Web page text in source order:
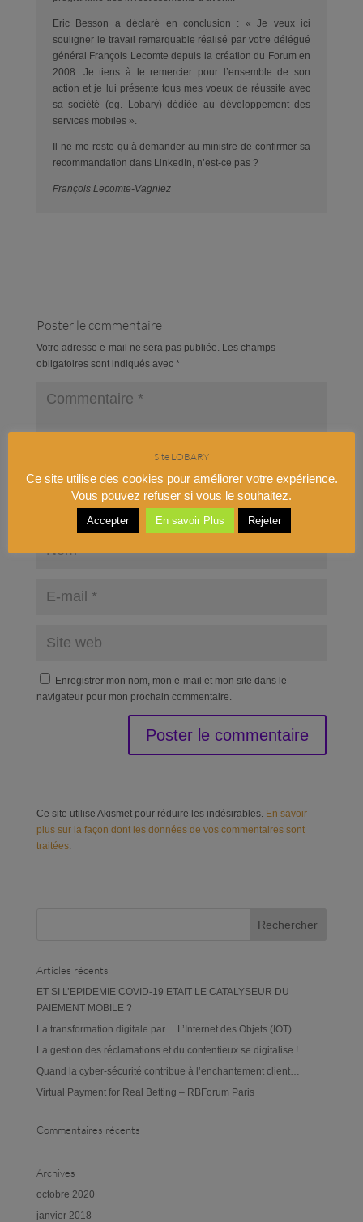
Eric Besson a déclaré en conclusion : « Je veux ici
souligner le travail remarquable réalisé par votre délégué
général François Lecomte depuis la création du Forum en
2008. Je tiens à le remercier pour l’ensemble de son
action et je lui présente tous mes voeux de réussite avec
sa société (eg. Lobary) dédiée au développement des
services mobiles ».
Il ne me reste qu’à demander au ministre de confirmer sa
recommandation dans LinkedIn, n’est-ce pas ?
François Lecomte-Vagniez
Poster le commentaire
Votre adresse e-mail ne sera pas publiée. Les champs
obligatoires sont indiqués avec *
Enregistrer mon nom, mon e-mail et mon site dans le
navigateur pour mon prochain commentaire.
Ce site utilise Akismet pour réduire les indésirables. En savoir
plus sur la façon dont les données de vos commentaires sont
traitées.
Articles récents
ET SI L’EPIDEMIE COVID-19 ETAIT LE CATALYSEUR DU
PAIEMENT MOBILE ?
La transformation digitale par… L’Internet des Objets (IOT)
La gestion des réclamations et du contentieux se digitalise !
Quand la cyber-sécurité contribue à l’enchantement client…
Virtual Payment for Real Betting – RBForum Paris
Commentaires récents
Archives
octobre 2020
janvier 2018
Site LOBARY
Ce site utilise des cookies pour améliorer votre expérience.
Vous pouvez refuser si vous le souhaitez.
Accepter En savoir Plus Rejeter